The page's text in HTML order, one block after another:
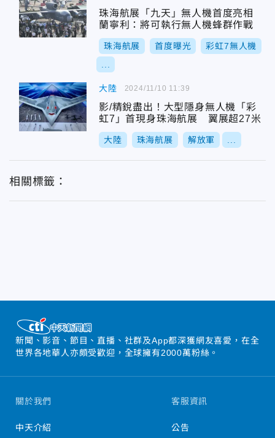
珠海航展「九天」無人機首度亮相
蘭寧利：將可執行無人機蜂群作戰
珠海航展 首度曝光 彩虹7無人機
大陸
影/精銳盡出！大型隱身無人機「彩
虹7」首現身珠海航展 翼展超27米
大陸 珠海航展 解放軍
2024/11/10 11:39
相關標籤：
新聞、影音、節目、直播、社群及App都深獲網友喜愛，在全
世界各地華人亦頗受歡迎，全球擁有2000萬粉絲。
關於我們
中天介紹
客服資訊
公告